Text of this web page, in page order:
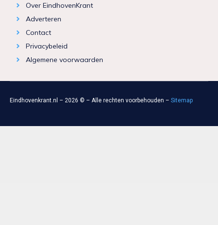
Over EindhovenKrant
Adverteren
Contact
Privacybeleid
Algemene voorwaarden
Eindhovenkrant.nl – 2026 © – Alle rechten voorbehouden – Sitemap